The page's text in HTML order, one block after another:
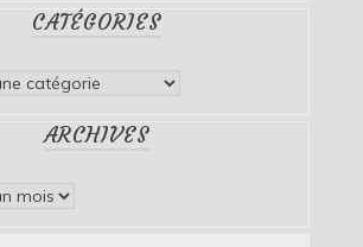
CATÉGORIES
ARCHIVES